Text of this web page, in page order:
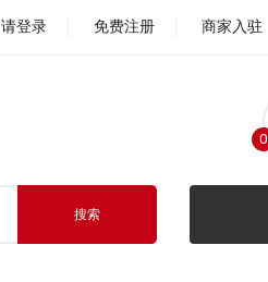
请登录 免费注册 商家入驻
0
搜索